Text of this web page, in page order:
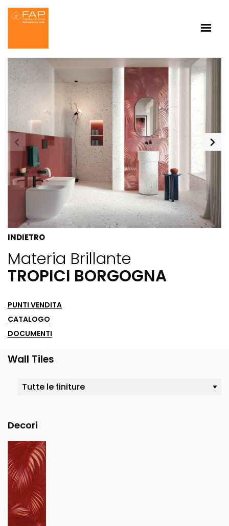
INDIETRO
Materia Brillante
TROPICI BORGOGNA
PUNTI VENDITA
CATALOGO
DOCUMENTI
Wall Tiles
Decori